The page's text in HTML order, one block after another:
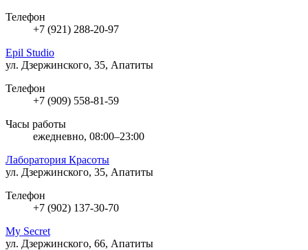
Телефон
+7 (921) 288-20-97
Epil Studio
ул. Дзержинского, 35, Апатиты
Телефон
+7 (909) 558-81-59
Часы работы
ежедневно, 08:00–23:00
Лаборатория Красоты
ул. Дзержинского, 35, Апатиты
Телефон
+7 (902) 137-30-70
My Secret
ул. Дзержинского, 66, Апатиты